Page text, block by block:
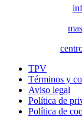
TPV
Términos y
Aviso legal
Política de
Política de